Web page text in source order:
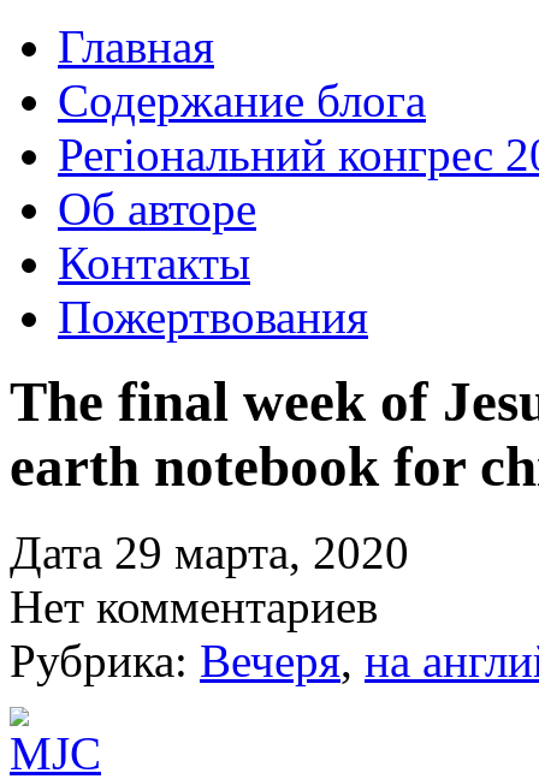
Главная
Содержание блога
Регіональний конгрес
Об авторе
Контакты
Пожертвования
The final week of
earth notebook for
Дата 29 марта, 2020
Нет комментариев
Рубрика: Вечеря, на